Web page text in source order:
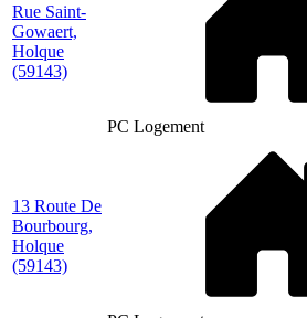
Rue Saint-
Gowaert,
Holque
(59143)
PC Logement
13 Route De
Bourbourg,
Holque
(59143)